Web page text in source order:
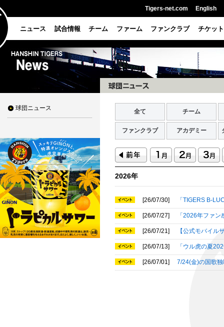
Tigers-net.com English
ニュース 試合情報 チーム ファーム ファンクラブ チケット
球団ニュース 全て チーム
ファンクラブ アカデミー
2026年
[26/07/30] 「TIGERS B-
[26/07/27] 「2026年ファ
[26/07/21] 【公式モバイ
[26/07/13] 「ウル虎の夏
[26/07/01] 7/24(金)の国歌